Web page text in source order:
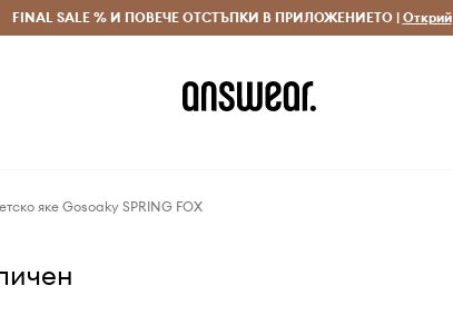
и връщане за поръчки над 70 EUR Доставка 1-5 дни
FINAL SALE % И ПОВЕЧЕ ОТСТЪПКИ В ПРИЛОЖЕНИЕТО | Открий
яке Gosoaky SPRING FOX